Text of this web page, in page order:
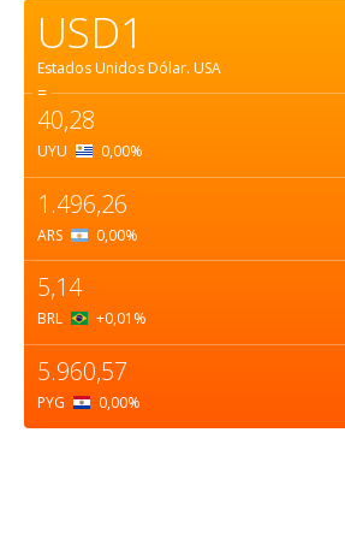
USD1
Estados Unidos Dólar. USA
=
40,28
UYU 0,00%
1.496,26
ARS 0,00%
5,14
BRL +0,01 %
5.960,57
PYG 0,00%